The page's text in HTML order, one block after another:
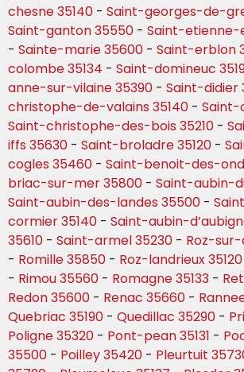
chesne 35140 - Saint-georges-de-
Saint-ganton 35550 - Saint-etienne-
- Sainte-marie 35600 - Saint-erblon
colombe 35134 - Saint-domineuc
anne-sur-vilaine 35390 - Saint-didier
christophe-de-valains 35140 - Saint-
Saint-christophe-des-bois 35210 -
iffs 35630 - Saint-broladre 35120 -
cogles 35460 - Saint-benoit-des-
briac-sur-mer 35800 - Saint-aubin-
Saint-aubin-des-landes 35500 -
cormier 35140 - Saint-aubin-
35610 - Saint-armel 35230 - Roz-sur-
- Romille 35850 - Roz-landrieux 35120
- Rimou 35560 - Romagne 35133 -
Redon 35600 - Renac 35660 -
Quebriac 35190 - Quedillac 35290 -
Poligne 35320 - Pont-pean 35131 -
35500 - Poilley 35420 - Pleurtuit